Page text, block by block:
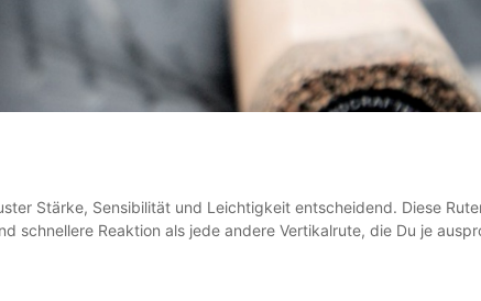
Stärke, Sensibilität und Leichtigkeit entscheidend. Diese
schnellere Reaktion als jede andere Vertikalrute, die Du je